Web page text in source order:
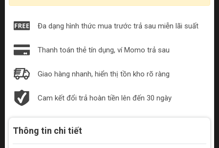
Đa dạng hình thức mua trước trả sau miễn lãi suất
Thanh toán thẻ tín dụng, ví Momo trả sau
Giao hàng nhanh, hiển thị tồn kho rõ ràng
Cam kết đổi trả hoàn tiền lên đến 30 ngày
Thông tin chi tiết